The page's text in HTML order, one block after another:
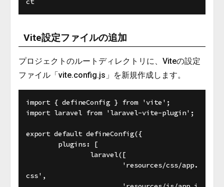
Vite設定ファイルの追加
プロジェクトのルートディレクトリに、Viteの設定
ファイル「vite.config.js」を新規作成します。
import { defineConfig } from 'vite';
import laravel from 'laravel-vite-plugin';
export default defineConfig({
css',